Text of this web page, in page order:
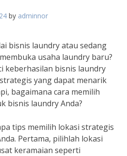
by adminnor
bisnis laundry atau sedang
usaha laundry baru?
keberhasilan bisnis laundry
yang dapat menarik
bagaimana cara memilih
bisnis laundry Anda?
tips memilih lokasi strategis
Pertama, pilihlah lokasi
keramaian seperti